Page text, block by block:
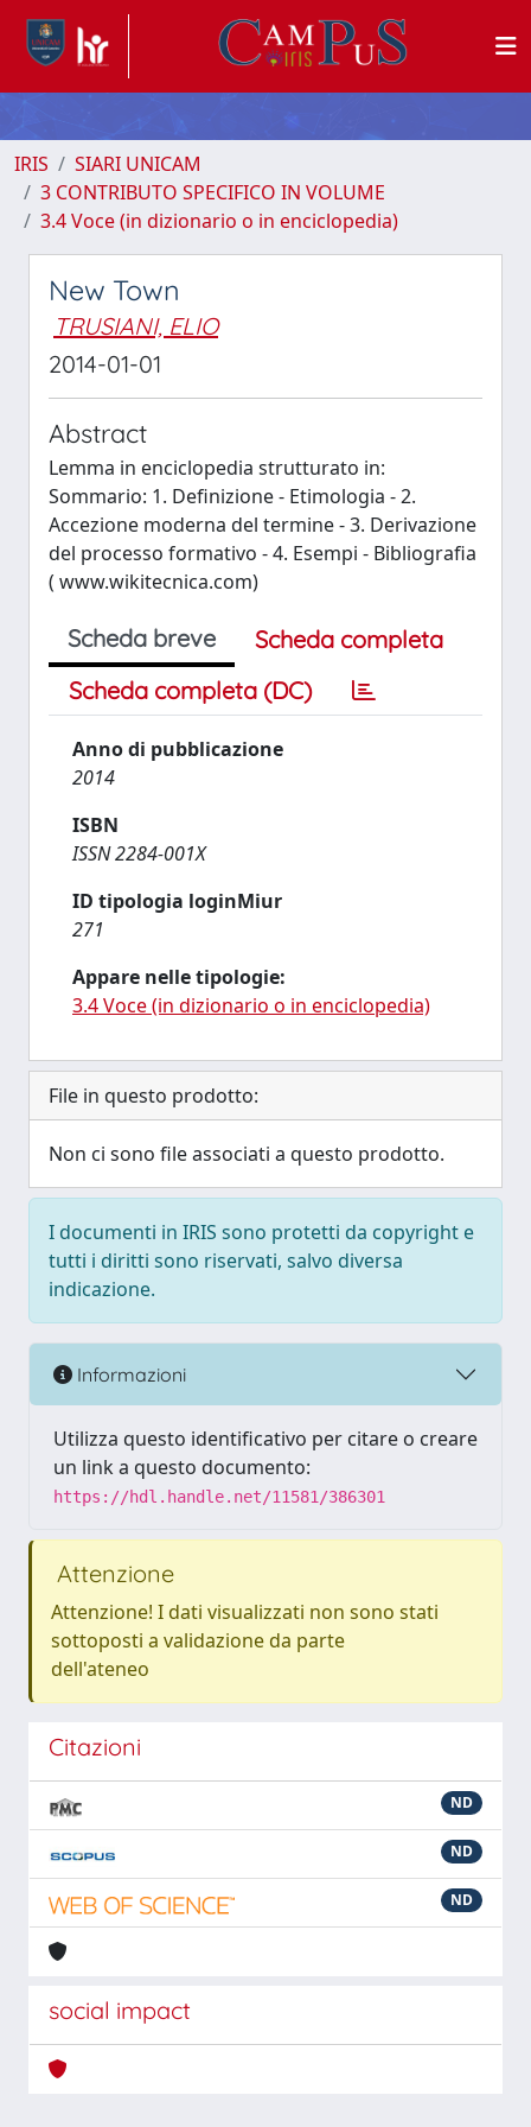
IRIS
SIARI UNICAM
3 CONTRIBUTO SPECIFICO IN VOLUME
3.4 Voce (in dizionario o in enciclopedia)
New Town
TRUSIANI, ELIO
2014-01-01
Abstract
Lemma in enciclopedia strutturato in:
Sommario: 1. Definizione - Etimologia - 2.
Accezione moderna del termine - 3. Derivazione
del processo formativo - 4. Esempi - Bibliografia
( www.wikitecnica.com)
Scheda breve
Scheda completa
Scheda completa (DC)
Anno di pubblicazione
2014
ISBN
ISSN 2284-001X
ID tipologia loginMiur
271
Appare nelle tipologie:
3.4 Voce (in dizionario o in enciclopedia)
File in questo prodotto:
Non ci sono file associati a questo prodotto.
I documenti in IRIS sono protetti da copyright e
tutti i diritti sono riservati, salvo diversa
indicazione.
Informazioni
Utilizza questo identificativo per citare o creare
un link a questo documento:
https://hdl.handle.net/11581/386301
Attenzione
Attenzione! I dati visualizzati non sono stati
sottoposti a validazione da parte
dell'ateneo
Citazioni
ND
ND
ND
social impact